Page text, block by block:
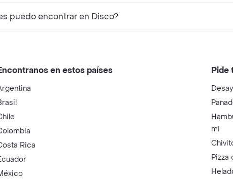
puedo encontrar en Disco?
en estos países
Rica
Pide
mi
Pizza